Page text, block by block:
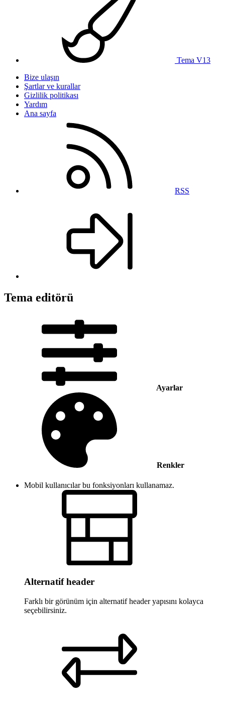
Tema V13
Bize ulaşın
Şartlar ve kurallar
Gizlilik politikası
Yardım
Ana sayfa
RSS
Tema editörü
Ayarlar
Renkler
Mobil kullanıcılar bu fonksiyonları kullanamaz.
Alternatif header
Farklı bir görünüm için alternatif header yapısını kolayca
seçebilirsiniz.